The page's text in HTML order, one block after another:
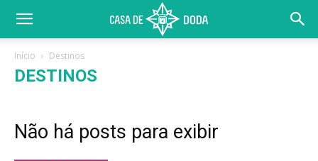
Início Destinos
DESTINOS
Não há posts para exibir